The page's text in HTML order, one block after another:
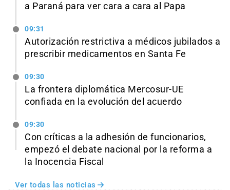
a Paraná para ver cara a cara al Papa
09:31
Autorización restrictiva a médicos jubilados a
prescribir medicamentos en Santa Fe
09:30
La frontera diplomática Mercosur-UE
confiada en la evolución del acuerdo
09:30
Con críticas a la adhesión de funcionarios,
empezó el debate nacional por la reforma a
la Inocencia Fiscal
Ver todas las noticias